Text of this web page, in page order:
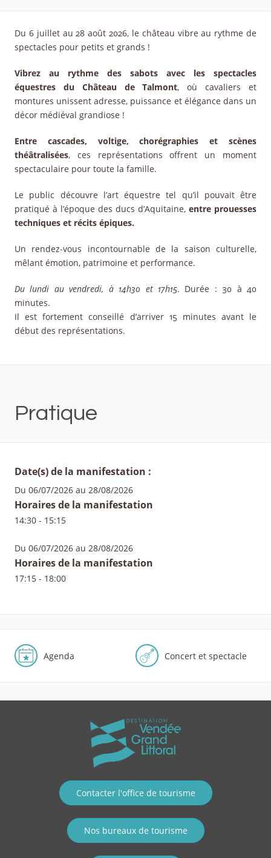
Du 6 juillet au 28 août 2026, le château vibre au rythme de
spectacles pour petits et grands !
Vibrez au rythme des sabots avec les spectacles
équestres du Château de Talmont, où cavaliers et
montures unissent adresse, puissance et élégance dans un
décor médiéval grandiose !
Entre cascades, voltige, chorégraphies et scènes
théâtralisées, ces représentations offrent un moment
spectaculaire pour toute la famille.
Le public découvre l’art équestre tel qu’il pouvait être
pratiqué à l’époque des ducs d’Aquitaine, entre prouesses
techniques et récits épiques.
Un rendez-vous incontournable de la saison culturelle,
mêlant émotion, patrimoine et performance.
Du lundi au vendredi, à 14h30 et 17h15. Durée : 30 à 40
minutes.
Il est fortement conseillé d’arriver 15 minutes avant le
début des représentations.
Pratique
Date(s) de la manifestation :
Du 06/07/2026 au 28/08/2026
Horaires de la manifestation
14:30 - 15:15
Du 06/07/2026 au 28/08/2026
Horaires de la manifestation
17:15 - 18:00
Agenda Concert et spectacle
Contacter l'office de tourisme
Nos bureaux de tourisme